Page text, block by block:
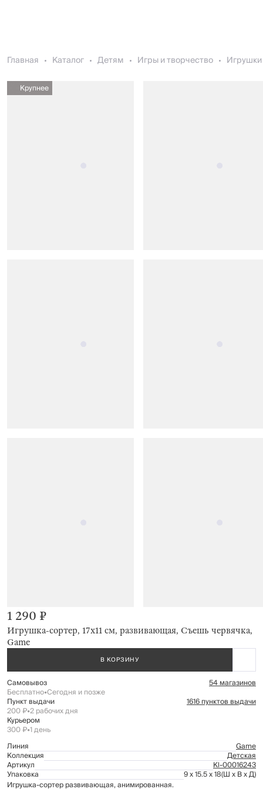
Главная Каталог Детям Игры и творчество
Крупнее
Игрушка-сортер, 17х11 см, развивающая, Съешь червячка,
Game
1 290 ₽
В КОРЗИНУ
Самовывоз 54 магазинов
Бесплатно•Сегодня и позже
Пункт выдачи 1616 пунктов выдачи
200 ₽•2 рабочих дня
Курьером
300 ₽•1 день
Линия
Game
Коллекция Детская
Артикул Kl-00016243
Упаковка 9 x 15.5 x 18(Ш x В x Д)
Игрушка-сортер развивающая, анимированная.